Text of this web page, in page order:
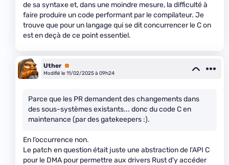
de sa syntaxe et, dans une moindre mesure, la difficulté à
faire produire un code performant par le compilateur. Je
trouve que pour un langage qui se dit concurrencer le C on
est en deçà de ce point essentiel.
Uther Premium
Modifié le 11/02/2025 à 09h24
Parce que les PR demandent des changements dans
des sous-systèmes existants... donc du code C en
maintenance (par des gatekeepers :).
En l’occurrence non.
Le patch en question était juste une abstraction de l'API C
pour le DMA pour permettre aux drivers Rust d'y accéder